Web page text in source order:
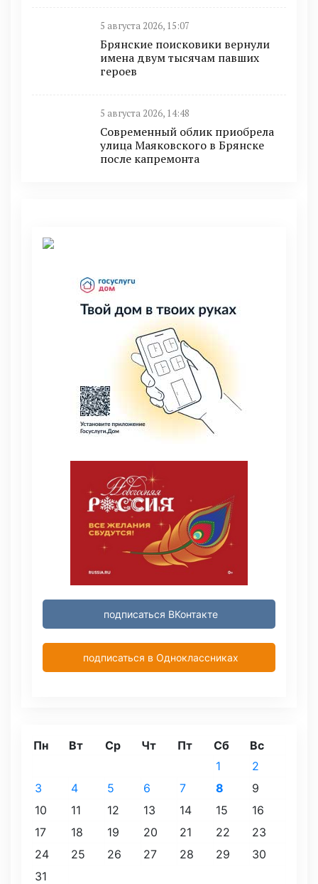
5 августа 2026, 15:07
Брянские поисковики вернули
имена двум тысячам павших
героев
5 августа 2026, 14:48
Современный облик приобрела
улица Маяковского в Брянске
после капремонта
подписаться ВКонтакте
подписаться в Одноклассниках
Пн Вт Ср Чт Пт Сб
Вс
1
2
3
4 5 6 7 8
9
10
11 12 13 14 15
16
17
18 19 20 21 22
23
24
25 26 27 28 29
30
31